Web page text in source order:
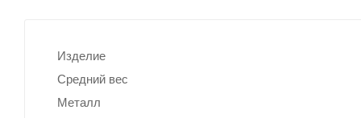
Изделие
Средний вес
Металл